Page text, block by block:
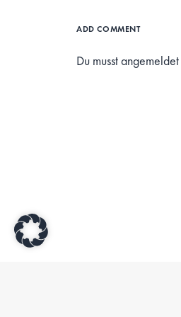
ADD COMMENT
Du musstangemeldet